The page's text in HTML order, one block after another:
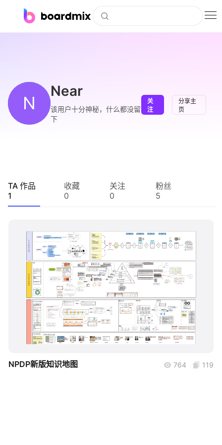
下载
企业服务
知识分享社区
N
Near
该用户十分神秘，什么都没留
下
关
注
分享主
页
TA 作品
1
收藏
0
关注
0
粉丝
5
boardmix
NPDP新版知识地图 764 119